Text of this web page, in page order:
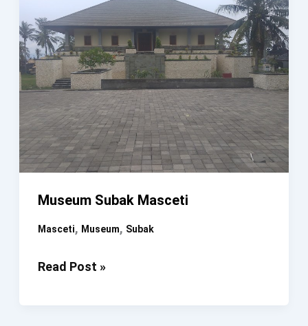
Museum Subak Masceti
Masceti, Museum, Subak
Museum
Read Post »